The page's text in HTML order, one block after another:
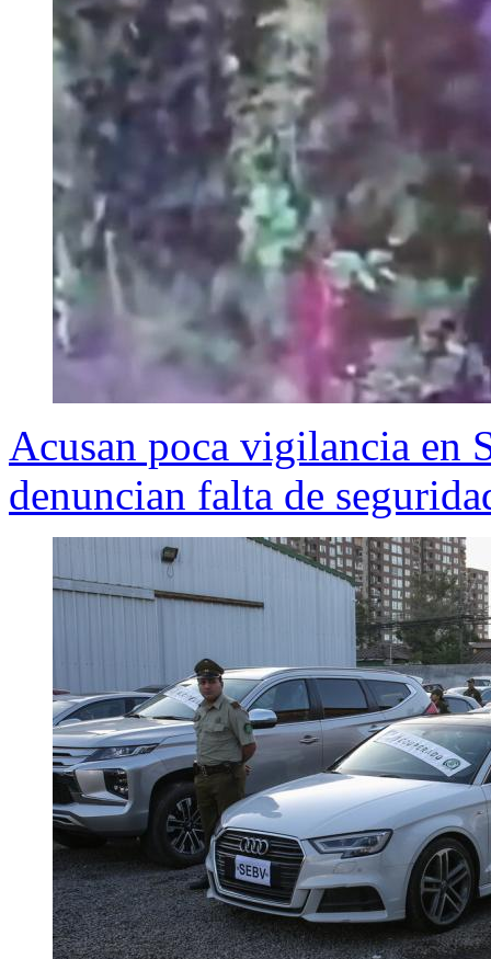
Acusan poca vigilancia en
denuncian falta de